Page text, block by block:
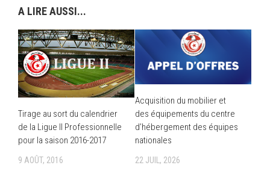
A LIRE AUSSI...
Tirage au sort du calendrier
de la Ligue II Professionnelle
pour la saison 2016-2017
9 AOÛT, 2016
Acquisition du mobilier et
des équipements du centre
d’hébergement des équipes
nationales
22 JUIL, 2026